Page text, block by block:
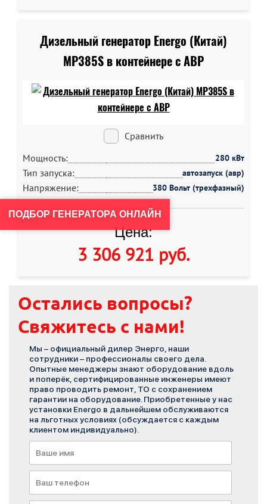
Дизельный генератор Energo (Китай)
MP385S в контейнере c АВР
Сравнить
Мощность:
280 кВт
Тип запуска: автозапуск (авр)
Напряжение: 380 Вольт (трехфазный)
Цена:
3 306 921 руб.
Остались вопросы?
Свяжитесь с нами!
Мы – официальный дилер Энерго, наши
сотрудники – профессионалы своего дела.
Опытные менеджеры знают оборудование вдоль
и поперёк, сертифицированные инженеры имеют
право проводить ремонт, ТО с сохранением
гарантии на оборудование. Приобретенные у нас
установки Energo в дальнейшем обслуживаются
на льготных условиях (обсуждается с каждым
клиентом индивидуально).
ПОДБОР ГЕНЕРАТОРА ОНЛАЙН